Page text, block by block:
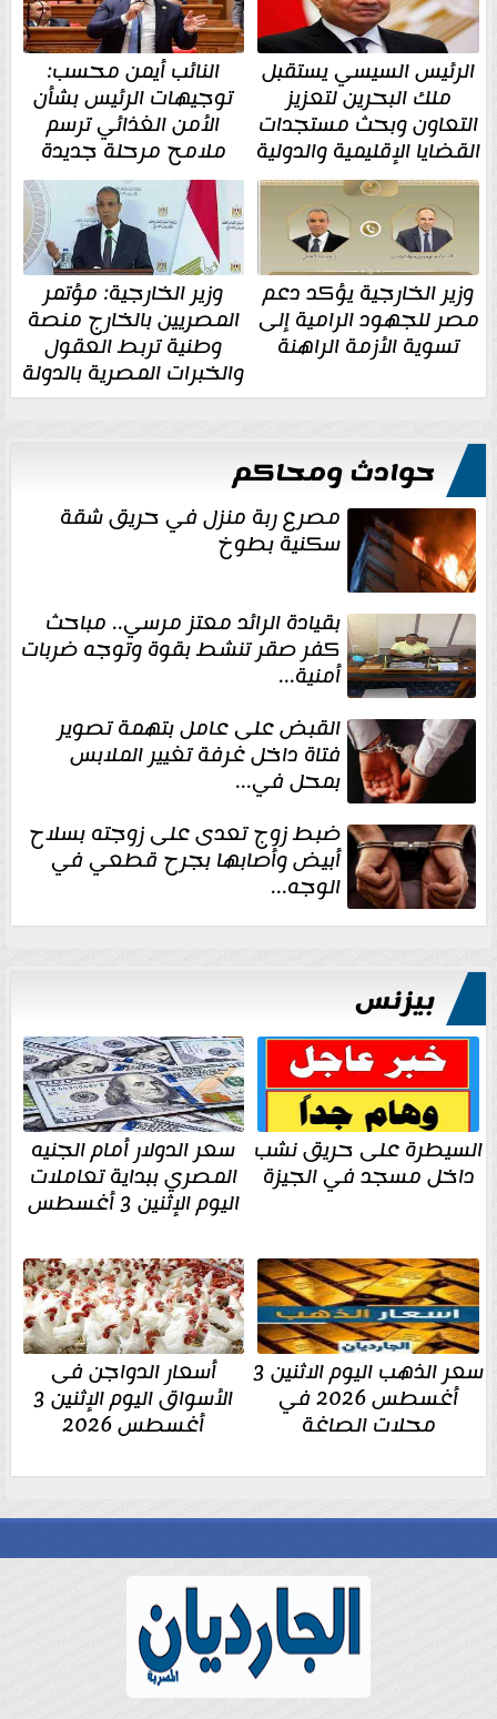
الرئيس السيسي يستقبل
ملك البحرين لتعزيز
التعاون وبحث مستجدات
القضايا الإقليمية والدولية
النائب أيمن محسب:
توجيهات الرئيس بشأن
الأمن الغذائي ترسم
ملامح مرحلة جديدة
وزير الخارجية يؤكد دعم
مصر للجهود الرامية إلى
تسوية الأزمة الراهنة
وزير الخارجية: مؤتمر
المصريين بالخارج منصة
وطنية تربط العقول
والخبرات المصرية بالدولة
حوادث ومحاكم
مصرع ربة منزل في حريق شقة
سكنية بطوخ
بقيادة الرائد معتز مرسي.. مباحث
كفر صقر تنشط بقوة وتوجه ضربات
أمنية...
القبض على عامل بتهمة تصوير
فتاة داخل غرفة تغيير الملابس
بمحل في...
ضبط زوج تعدى على زوجته بسلاح
أبيض وأصابها بجرح قطعي في
الوجه...
بيزنس
السيطرة على حريق نشب
داخل مسجد في الجيزة
سعر الدولار أمام الجنيه
المصري ببداية تعاملات
اليوم الإثنين 3 أغسطس
سعر الذهب اليوم الاثنين 3
أغسطس 2026 في
محلات الصاغة
أسعار الدواجن فى
الأسواق اليوم الإثنين 3
أغسطس 2026